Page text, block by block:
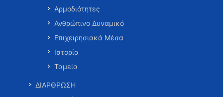
Αρμοδιότητες
Ανθρώπινο Δυναμικό
Επιχειρησιακά Μέσα
Ιστορία
Ταμεία
ΔΙΑΡΘΡΩΣΗ